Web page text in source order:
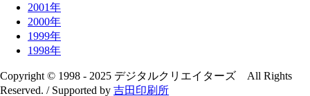
2001年
2000年
1999年
1998年
Copyright © 1998 - 2025 デジタルクリエイターズ All Rights
Reserved. / Supported by 吉田印刷所